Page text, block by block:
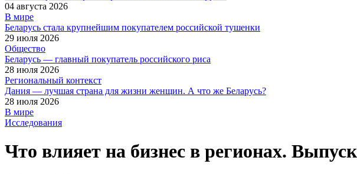
04 августа 2026
В мире
Беларусь стала крупнейшим покупателем российской тушенки
29 июля 2026
Общество
Беларусь — главный покупатель российского риса
28 июля 2026
Региональный контекст
Дания — лучшая страна для жизни женщин. А что же Беларусь?
28 июля 2026
В мире
Исследования
Что влияет на бизнес в регионах.